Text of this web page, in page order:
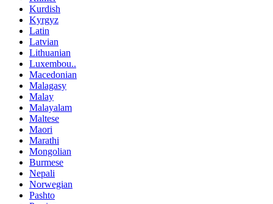
Kurdish
Kyrgyz
Latin
Latvian
Lithuanian
Luxembou..
Macedonian
Malagasy
Malay
Malayalam
Maltese
Maori
Marathi
Mongolian
Burmese
Nepali
Norwegian
Pashto